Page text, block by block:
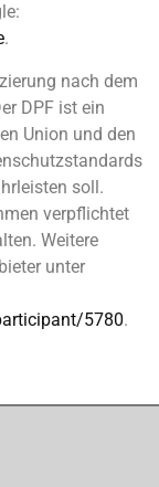
.
nach dem
DPF ist ein
Union und den
soll.
verpflichtet
Weitere
unter
5780.